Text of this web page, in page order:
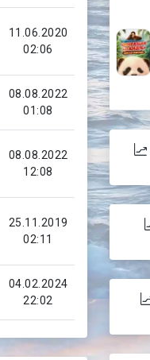
11.06.2020
02:06
08.08.2022
01:08
08.08.2022
12:08
25.11.2019
02:11
04.02.2024
22:02